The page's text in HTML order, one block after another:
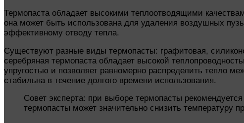
Термопаста обладает высокими теплоотводящими
она может быть использована для удаления воздушных
эффективному отводу тепла.
Существуют разные виды термопасты: графитовая,
серебряная термопаста обладает высокой
упругостью и позволяет равномерно распределить тепло
стабильна в течение долгого времени использования.
Совет эксперта: при выборе термопасты
термопасты может значительно снизить температуру